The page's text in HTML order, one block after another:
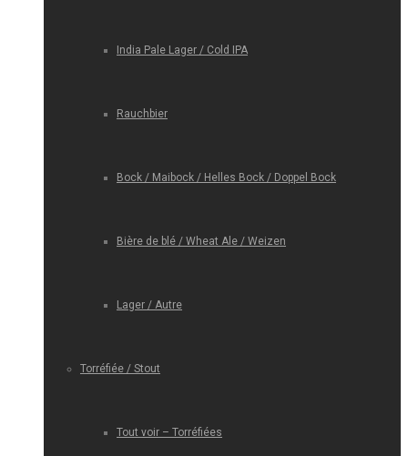
India Pale Lager / Cold IPA
Rauchbier
Bock / Maibock / Helles Bock / Doppel Bock
Bière de blé / Wheat Ale / Weizen
Lager / Autre
Torréfiée / Stout
Tout voir – Torréfiées